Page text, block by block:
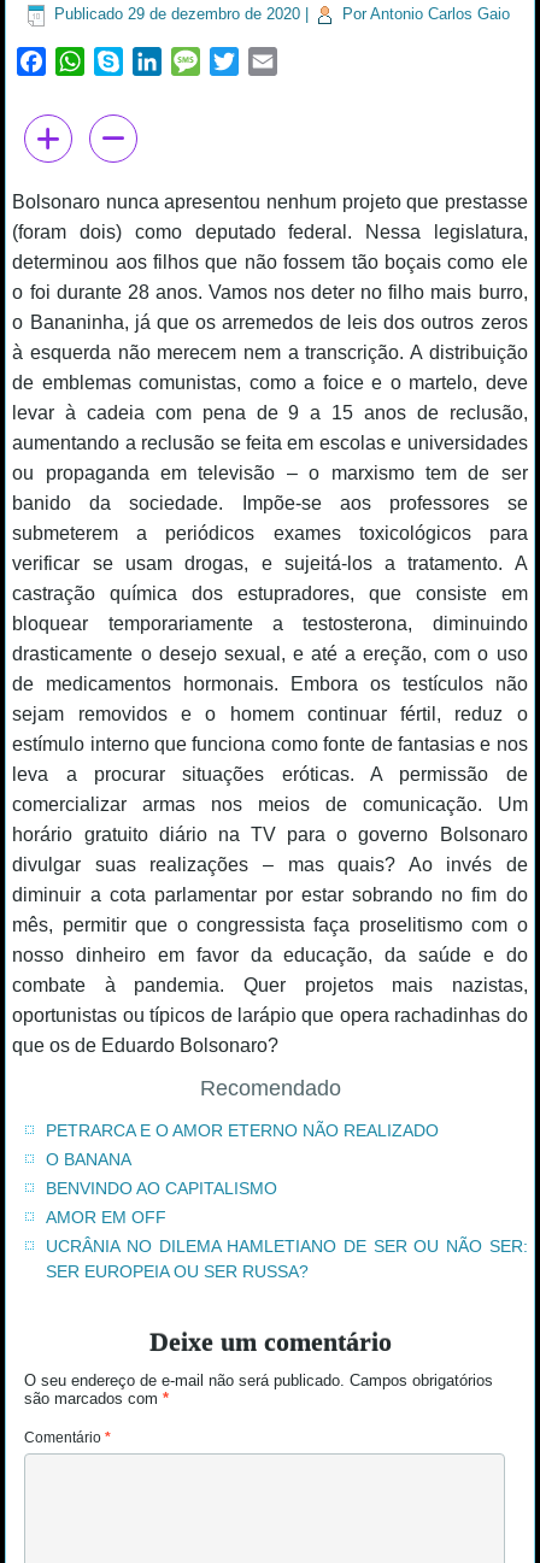
Publicado 29 de dezembro de 2020 Por Antonio Carlos Gaio
FacebookWhatsApp
Skype LinkedInMessage
Twitter
Bolsonaro nunca apresentou nenhum projeto que prestasse
(foram dois) como deputado federal. Nessa legislatura,
determinou aos filhos que não fossem tão boçais como ele
o foi durante 28 anos. Vamos nos deter no filho mais burro,
o Bananinha, já que os arremedos de leis dos outros zeros
à esquerda não merecem nem a transcrição. A distribuição
de emblemas comunistas, como a foice e o martelo, deve
levar à cadeia com pena de 9 a 15 anos de reclusão,
aumentando a reclusão se feita em escolas e universidades
ou propaganda em televisão – o marxismo tem de ser
banido da sociedade. Impõe-se aos professores se
submeterem a periódicos exames toxicológicos para
verificar se usam drogas, e sujeitá-los a tratamento. A
castração química dos estupradores, que consiste em
bloquear temporariamente a testosterona, diminuindo
drasticamente o desejo sexual, e até a ereção, com o uso
de medicamentos hormonais. Embora os testículos não
sejam removidos e o homem continuar fértil, reduz o
estímulo interno que funciona como fonte de fantasias e nos
leva a procurar situações eróticas. A permissão de
comercializar armas nos meios de comunicação. Um
horário gratuito diário na TV para o governo Bolsonaro
divulgar suas realizações – mas quais? Ao invés de
diminuir a cota parlamentar por estar sobrando no fim do
mês, permitir que o congressista faça proselitismo com o
nosso dinheiro em favor da educação, da saúde e do
combate à pandemia. Quer projetos mais nazistas,
oportunistas ou típicos de larápio que opera rachadinhas do
que os de Eduardo Bolsonaro?
Recomendado
PETRARCA E O AMOR ETERNO NÃO REALIZADO
O BANANA
BENVINDO AO CAPITALISMO
AMOR EM OFF
UCRÂNIA NO DILEMA HAMLETIANO DE SER OU NÃO SER:
SER EUROPEIA OU SER RUSSA?
Deixe um comentário
O seu endereço de e-mail não será publicado. Campos obrigatórios
são marcados com*
Comentário*